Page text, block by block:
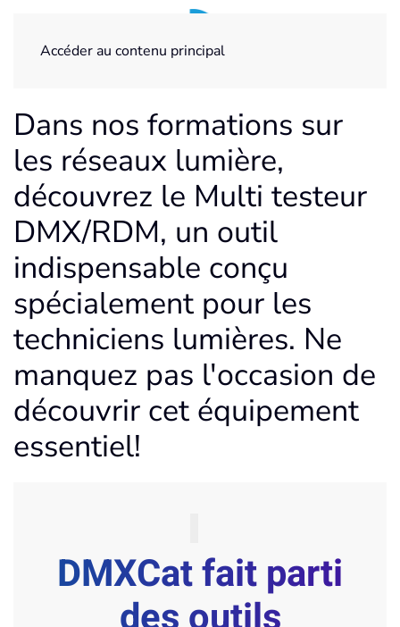
Accéder au contenu principal
Dans nos formations sur
les réseaux lumière,
découvrez le Multi testeur
DMX/RDM, un outil
indispensable conçu
spécialement pour les
techniciens lumières. Ne
manquez pas l'occasion de
découvrir cet équipement
essentiel!
DMXCat fait parti